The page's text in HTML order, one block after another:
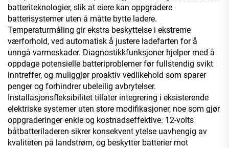
batteriteknologier, slik at eiere kan oppgradere
batterisystemer uten å måtte bytte ladere.
Temperaturmåling gir ekstra beskyttelse i ekstreme
værforhold, ved automatisk å justere ladefarten for å
unngå varmeskader. Diagnostikkfunksjoner hjelper med å
oppdage potensielle batteriproblemer før fullstendig svikt
inntreffer, og muliggjør proaktiv vedlikehold som sparer
penger og forhindrer ubeleilig avbrytelser.
Installasjonsfleksibilitet tillater integrering i eksisterende
elektriske systemer uten store modifikasjoner, noe som gjør
oppgraderinger enkle og kostnadseffektive. 12-volts
båtbatteriladeren sikrer konsekvent ytelse uavhengig av
kvaliteten på landstrøm, og beskytter batterier mot